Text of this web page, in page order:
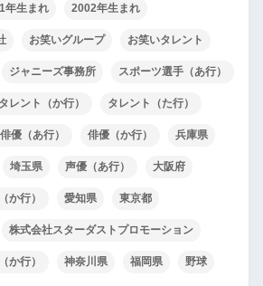
年生まれ 2002年生まれ
お笑いグループ お笑いタレント
ジャニーズ事務所 スポーツ選手（あ行）
タレント（か行） タレント（た行）
俳優（あ行） 俳優（か行） 兵庫県
埼玉県 声優（あ行） 大阪府
か行） 愛知県 東京都
株式会社スターダストプロモーション
か行） 神奈川県 福岡県 野球